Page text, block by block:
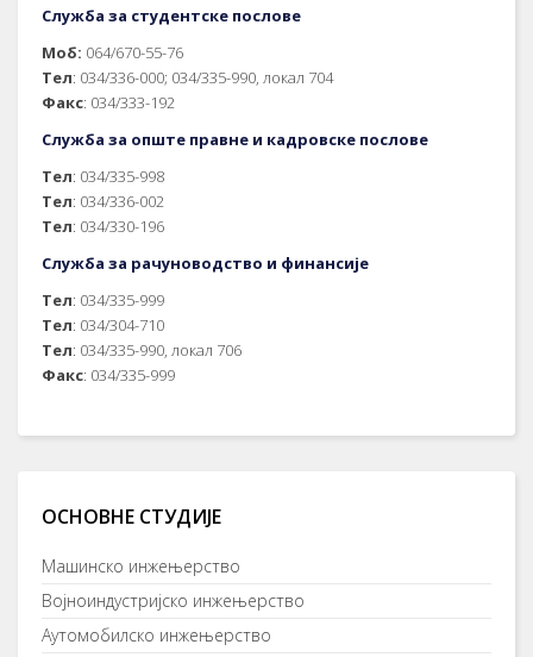
Служба за студентске послове
Моб: 064/670-55-76
Тел: 034/336-000; 034/335-990, локал 704
Факс: 034/333-192
Служба за опште правне и кадровске послове
Тел: 034/335-998
Тел: 034/336-002
Тел: 034/330-196
Служба за рачуноводство и финансије
Тел: 034/335-999
Тел: 034/304-710
Тел: 034/335-990, локал 706
Факс: 034/335-999
ОСНОВНЕ СТУДИЈЕ
Машинско инжењерство
Војноиндустријско инжењерство
Аутомобилско инжењерство